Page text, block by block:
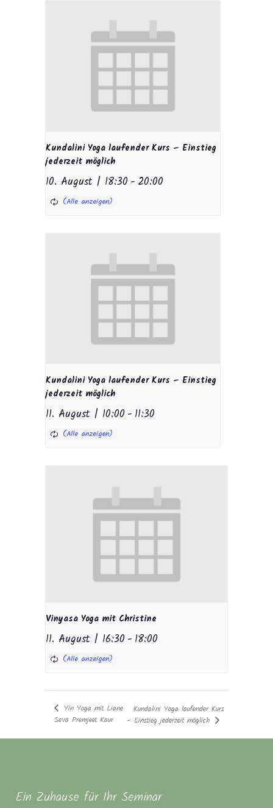
Kundalini Yoga laufender Kurs – Einstieg
jederzeit möglich
10. August | 18:30 -20:00
Kundalini Yoga laufender Kurs – Einstieg
jederzeit möglich
11. August | 10:00 -11:30
Vinyasa Yoga mit Christine
11. August | 16:30 -18:00
Yin Yoga mit Liane
Seva Premjeet Kaur
Kundalini Yoga laufender Kurs
– Einstieg jederzeit möglich
Ein Zuhause für Ihr Seminar